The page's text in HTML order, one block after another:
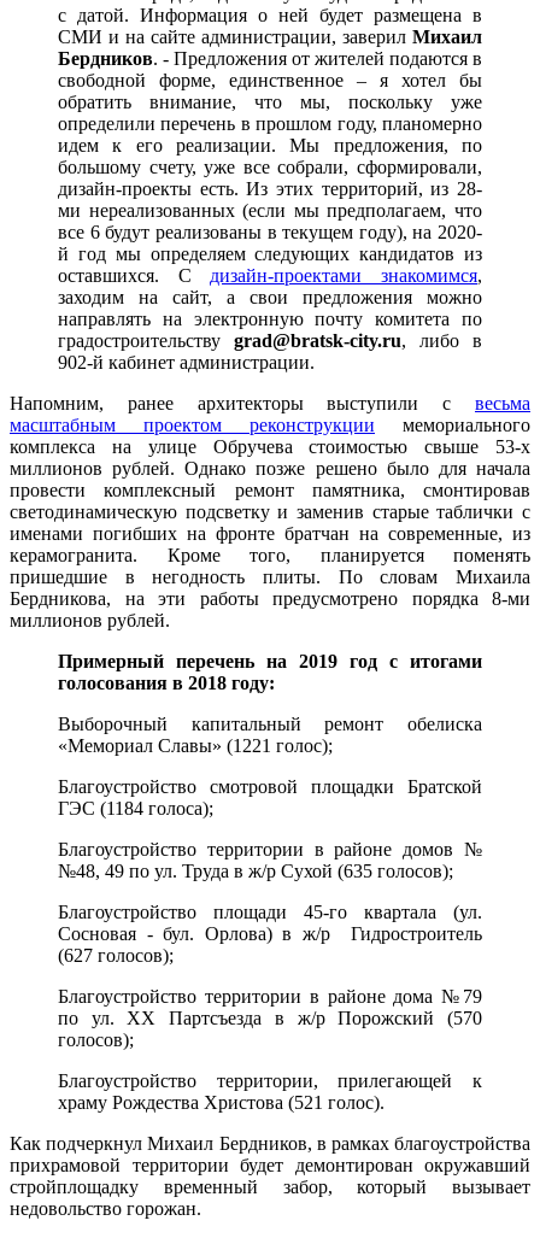
с датой. Информация о ней будет размещена в
СМИ и на сайте администрации, заверил Михаил
Бердников. - Предложения от жителей подаются в
свободной форме, единственное – я хотел бы
обратить внимание, что мы, поскольку уже
определили перечень в прошлом году, планомерно
идем к его реализации. Мы предложения, по
большому счету, уже все собрали, сформировали,
дизайн-проекты есть. Из этих территорий, из 28-
ми нереализованных (если мы предполагаем, что
все 6 будут реализованы в текущем году), на 2020-
й год мы определяем следующих кандидатов из
оставшихся. С дизайн-проектами знакомимся,
заходим на сайт, а свои предложения можно
направлять на электронную почту комитета по
градостроительству grad@bratsk-city.ru, либо в
902-й кабинет администрации.
Напомним, ранее архитекторы выступили с весьма
масштабным проектом реконструкции мемориального
комплекса на улице Обручева стоимостью свыше 53-х
миллионов рублей. Однако позже решено было для начала
провести комплексный ремонт памятника, смонтировав
светодинамическую подсветку и заменив старые таблички с
именами погибших на фронте братчан на современные, из
керамогранита. Кроме того, планируется поменять
пришедшие в негодность плиты. По словам Михаила
Бердникова, на эти работы предусмотрено порядка 8-ми
миллионов рублей.
Примерный перечень на 2019 год с итогами
голосования в 2018 году:
Выборочный капитальный ремонт обелиска
«Мемориал Славы» (1221 голос);
Благоустройство смотровой площадки Братской
ГЭС (1184 голоса);
Благоустройство территории в районе домов №
№48, 49 по ул. Труда в ж/р Сухой (635 голосов);
Благоустройство площади 45-го квартала (ул.
Сосновая - бул. Орлова) в ж/р Гидростроитель
(627 голосов);
Благоустройство территории в районе дома №79
по ул. ХХ Партсъезда в ж/р Порожский (570
голосов);
Благоустройство территории, прилегающей к
храму Рождества Христова (521 голос).
Как подчеркнул Михаил Бердников, в рамках благоустройства
прихрамовой территории будет демонтирован окружавший
стройплощадку временный забор, который вызывает
недовольство горожан.